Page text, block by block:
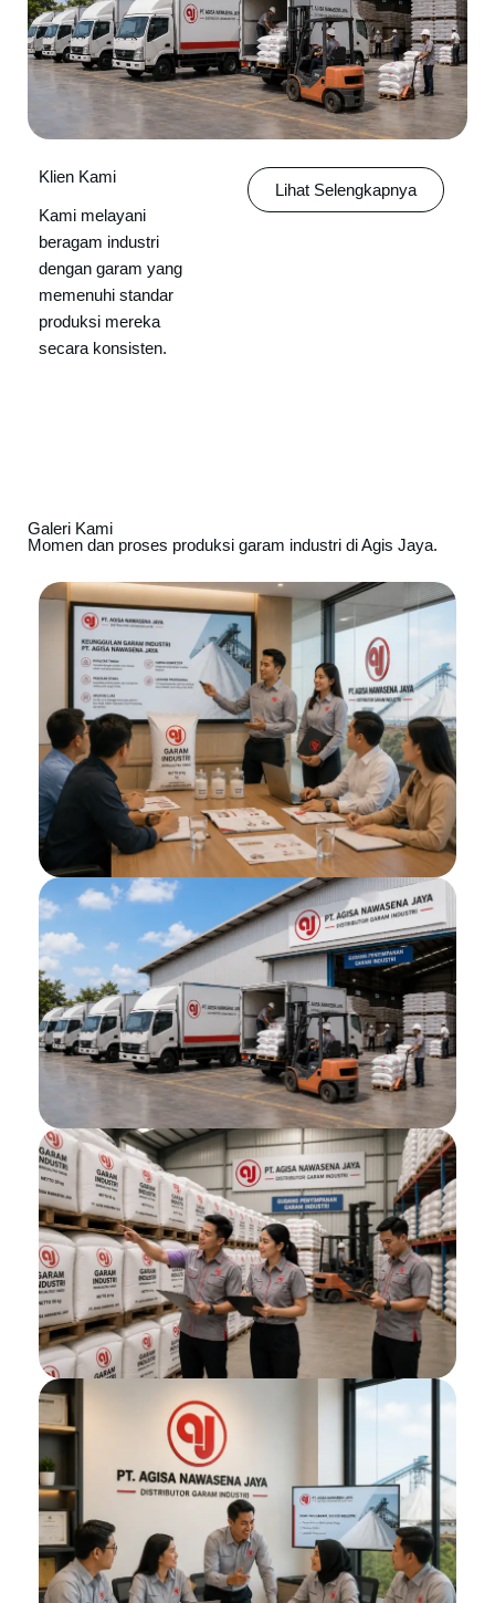
Klien Kami
Kami melayani
beragam industri
dengan garam yang
memenuhi standar
produksi mereka
secara konsisten.
Lihat Selengkapnya
Galeri Kami
Momen dan proses produksi garam industri di Agis Jaya.